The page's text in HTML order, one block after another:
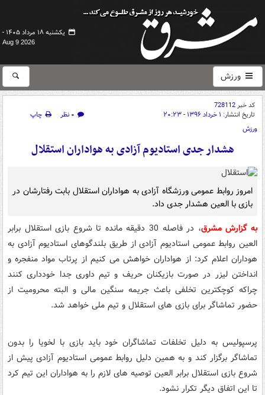
یکشنبه ۱۸ مرداد ۱۴۰۵ -
Aug 9 2026
ورزش
کد خبر728112
تاریخ انتشار: ۱ خرداد ۱۳۹۶ - ۲۰:۲۳ ۰ نظر
چاپ
ورزش
هشدار جدی استادیوم آزادی به هواداران استقلال
امروز روابط عمومی ورزشگاه آزادی به هواداران استقلال بابت رفتارشان در
بازی با العین هشدار جدی داد.
به گزارش مشرق
، در فاصله 30 دقیقه مانده تا شروع بازی استقلال برابر
العین روابط عمومی استادیوم آزادی از طریق بلندگوهای استادیوم آزادی به
هوداران اعلام کرد: از هواداران خواهش می کنیم از پرتاب مواد منفجره و
انداختن لیزر در صورت بازیکنان حریف و تیم داوری جدا خودداری کنند
چراکه کوچکترین تخلفی باعث جریمه سنگین مالی و البته محرومیت از
حضور تماشاگر برای بازی های استقلال و تیم ملی خواهد شد.
پرسپولیس به دلیل تخلفات تماشاگران خود باید بازی با لخویا را بدون
تماشاگر برگزار کند و به همین دلیل روابط عمومی استادیوم آزادی پیش از
شروع بازی استقلال برابر العین توصیه های لازم را به هواداران این تیم کرد
تا این اتفاق دیگر تکرار نشود.